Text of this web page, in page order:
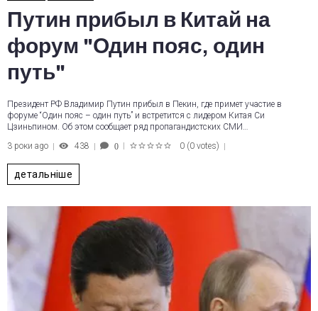
Путин прибыл в Китай на
форум "Один пояс, один
путь"
Президент РФ Владимир Путин прибыл в Пекин, где примет участие в
форуме “Один пояс – один путь” и встретится с лидером Китая Си
Цзиньпином. Об этом сообщает ряд пропагандистских СМИ…
3 роки ago
438 0 0 (0 votes)
детальніше